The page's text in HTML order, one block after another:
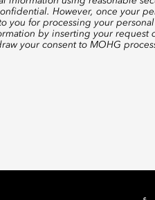
However, once your
you for processing your
by inserting your
your consent to MOHG